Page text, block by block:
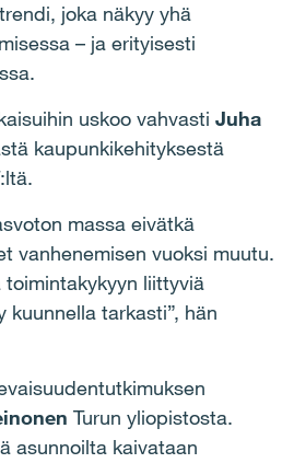
joka näkyy yhä
– ja erityisesti
uskoo vahvasti Juha
kaupunkikehityksestä
massa eivätkä
vanhenemisen vuoksi muutu.
liittyviä
tarkasti”, hän
Turun yliopistosta.
asunnoilta kaivataan